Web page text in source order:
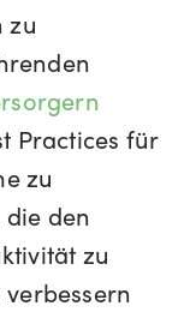
zu
Practices für
zu
den
zu